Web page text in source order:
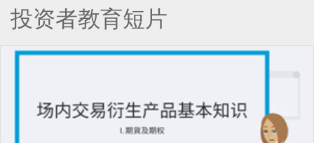
投资者教育短片